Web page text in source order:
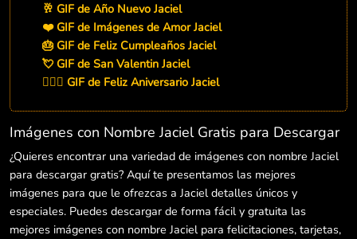
🥂 GIF de Año Nuevo Jaciel
❤️ GIF de Imágenes de Amor Jaciel
🎂 GIF de Feliz Cumpleaños Jaciel
💘 GIF de San Valentin Jaciel
👨‍❤️‍👨 GIF de Feliz Aniversario Jaciel
Imágenes con Nombre Jaciel Gratis para Descargar
¿Quieres encontrar una variedad de imágenes con nombre Jaciel
para descargar gratis? Aquí te presentamos las mejores
imágenes para que le ofrezcas a Jaciel detalles únicos y
especiales. Puedes descargar de forma fácil y gratuita las
mejores imágenes con nombre Jaciel para felicitaciones, tarjetas,